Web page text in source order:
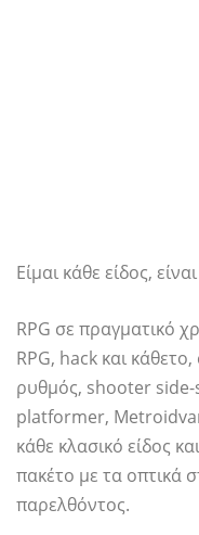
Είμαι κάθε είδος,
RPG σε πραγματικό
RPG, hack και
ρυθμός, shooter side-
platformer,
κάθε κλασικό είδος
πακέτο με τα οπτικά
παρελθόντος.